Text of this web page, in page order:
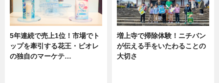
5年連続で売上1位！市場でト
ップを牽引する花王・ビオレ
の独自のマーケテ…
増上寺で掃除体験！ニチバン
が伝える手をいたわることの
大切さ